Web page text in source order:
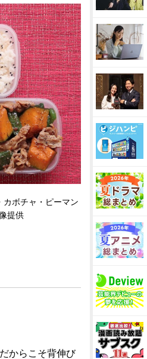
ボチャ・ピーマン
提供
からこそ背伸び